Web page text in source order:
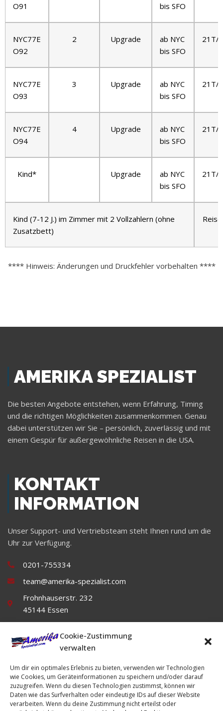
Cookie-Zustimmung
verwalten
Um dir ein optimales Erlebnis zu bieten, verwenden wir Technologien
wie Cookies, um Geräteinformationen zu speichern und/oder darauf
zuzugreifen. Wenn du diesen Technologien zustimmst, können wir
Daten wie das Surfverhalten oder eindeutige IDs auf dieser Website
verarbeiten. Wenn du deine Zustimmung nicht erteilst oder
O91
bis SFO
NYC77E
O92
2 Upgrade
ab NYC
bis SFO
21T/
NYC77E
O93
3 Upgrade
ab NYC
bis SFO
21T/
NYC77E
O94
4 Upgrade
ab NYC
bis SFO
21T/
Kind* Upgrade
ab NYC
bis SFO
21T/
Kind (7-12 J.) im Zimmer mit 2 Vollzahlern (ohne
Zusatzbett)
**** Hinweis: Änderungen und Druckfehler vorbehalten ****
AMERIKA SPEZIALIST
Die besten Angebote entstehen, wenn Erfahrung, Timing
und die richtigen Möglichkeiten zusammenkommen. Genau
dabei unterstützen wir Sie – persönlich, zuverlässig und mit
einem Gespür für außergewöhnliche Reisen in die USA.
KONTAKT
INFORMATION
Unser Support- und Vertriebsteam steht Ihnen rund um die
Uhr zur Verfügung.
0201-755334
team@amerika-spezialist.com
Frohnhauserstr. 232
45144 Essen
Impressum Datenschutz AGB's